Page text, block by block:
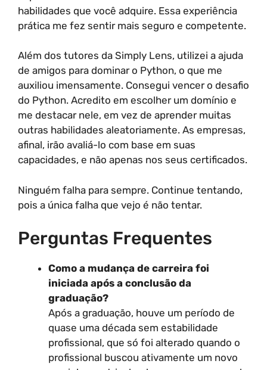
habilidades que você adquire. Essa experiência
prática me fez sentir mais seguro e competente.
Além dos tutores da Simply Lens, utilizei a ajuda
de amigos para dominar o Python, o que me
auxiliou imensamente. Consegui vencer o desafio
do Python. Acredito em escolher um domínio e
me destacar nele, em vez de aprender muitas
outras habilidades aleatoriamente. As empresas,
afinal, irão avaliá-lo com base em suas
capacidades, e não apenas nos seus certificados.
Ninguém falha para sempre. Continue tentando,
pois a única falha que vejo é não tentar.
Perguntas Frequentes
Como a mudança de carreira foi
iniciada após a conclusão da
graduação?
Após a graduação, houve um período de
quase uma década sem estabilidade
profissional, que só foi alterado quando o
profissional buscou ativamente um novo